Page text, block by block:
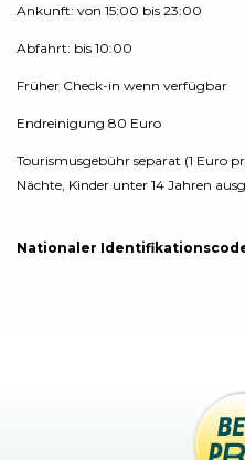
Ankunft: von 15:00 bis 23:00
Abfahrt: bis 10:00
Früher Check-in wenn verfügbar
Endreinigung 80 Euro
Tourismusgebühr separat (1 Euro
Nächte, Kinder unter 14 Jahren
Nationaler